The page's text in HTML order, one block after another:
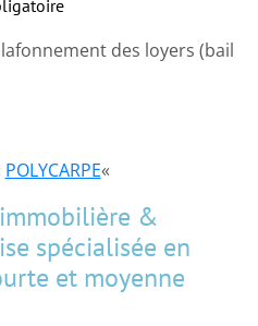
des loyers (bail
POLYCARPE«
&
spécialisée en
et moyenne